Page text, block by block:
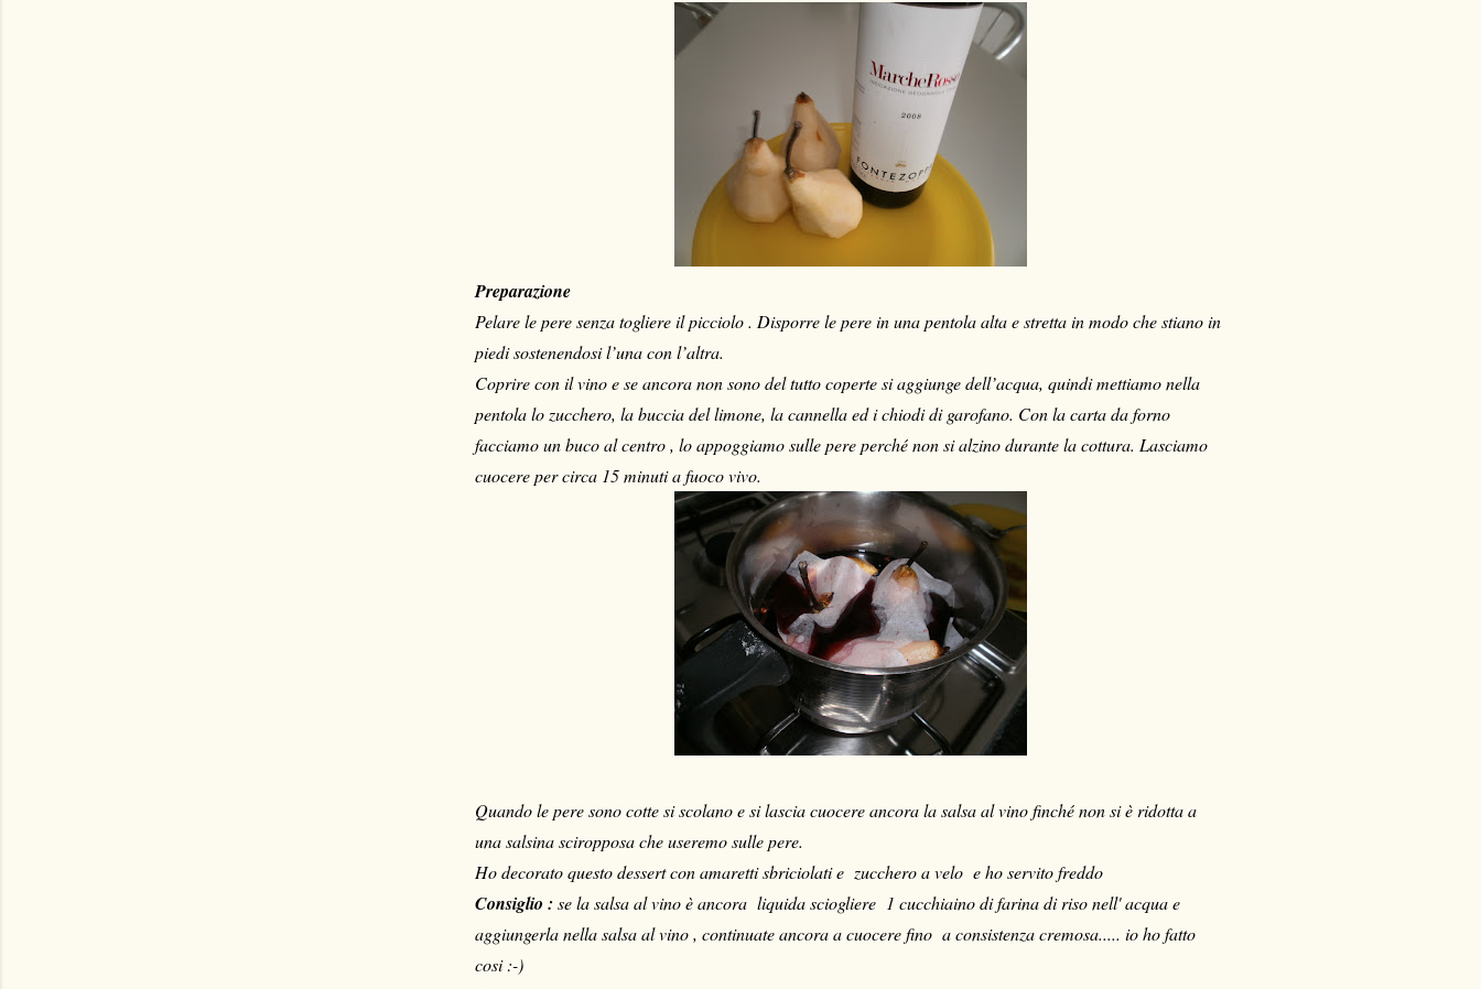
Preparazione
Pelare le pere senza togliere il picciolo . Disporre le pere in una pentola alta e stretta in modo che stiano in
piedi sostenendosi l’una con l’altra.
Coprire con il vino e se ancora non sono del tutto coperte si aggiunge dell’acqua, quindi mettiamo nella
pentola lo zucchero, la buccia del limone, la cannella ed i chiodi di garofano. Con la carta da forno
facciamo un buco al centro , lo appoggiamo sulle pere perché non si alzino durante la cottura. Lasciamo
cuocere per circa 15 minuti a fuoco vivo.
Quando le pere sono cotte si scolano e si lascia cuocere ancora la salsa al vino finché non si è ridotta a
una salsina sciropposa che useremo sulle pere.
Ho decorato questo dessert con amaretti sbriciolati e zucchero a velo e ho servito freddo
Consiglio : se la salsa al vino è ancora liquida sciogliere 1 cucchiaino di farina di riso nell' acqua e
aggiungerla nella salsa al vino , continuate ancora a cuocere fino a consistenza cremosa..... io ho fatto
cosi :-)